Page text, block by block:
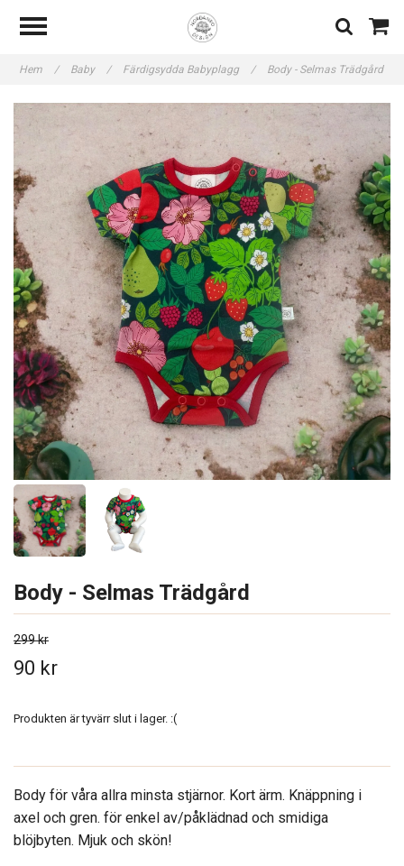
Hem / Baby / Färdigsydda Babyplagg / Body - Selmas Trädgård
Body - Selmas Trädgård
299 kr
90 kr
Produkten är tyvärr slut i lager. :(
Body för våra allra minsta stjärnor. Kort ärm. Knäppning i
axel och gren. för enkel av/påklädnad och smidiga
blöjbyten. Mjuk och skön!